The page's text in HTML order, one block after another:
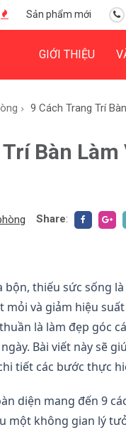
Sản phẩm mới
GIỚI THIỆU
9 Cách Trang Trí
Bàn
Share:
bộn, thiếu sức sống
và giảm hiệu
là làm đẹp góc
Bài viết này sẽ
tiết các bước thực
diện mang đến 9
một không gian lý